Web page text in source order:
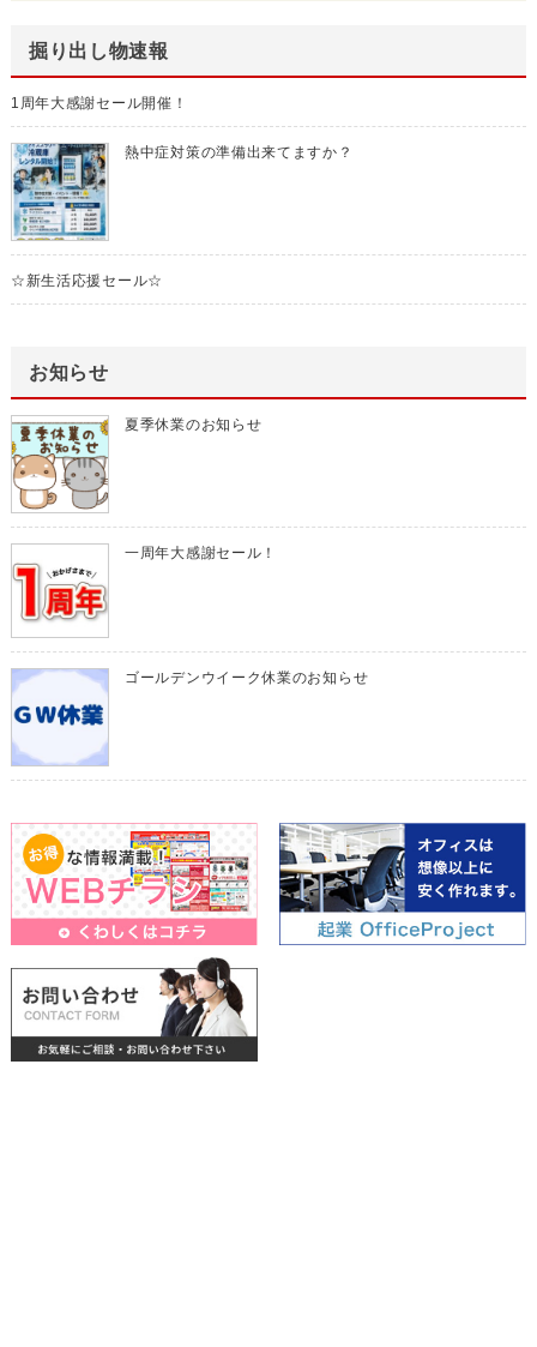
掘り出し物速報
1周年大感謝セール開催！
熱中症対策の準備出来てますか？
☆新生活応援セール☆
お知らせ
夏季休業のお知らせ
一周年大感謝セール！
ゴールデンウイーク休業のお知らせ